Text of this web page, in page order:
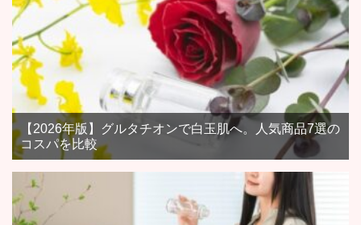
【2026年版】グルタチオンで白玉肌へ。人気商品7選の
コスパを比較